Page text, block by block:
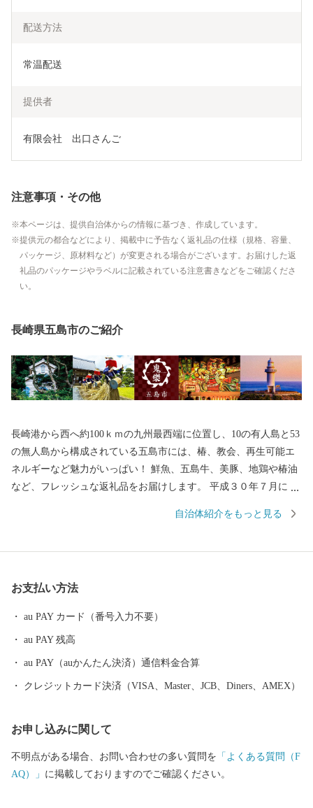
配送方法
常温配送
提供者
有限会社　出口さんご
注意事項・その他
本ページは、提供自治体からの情報に基づき、作成しています。
提供元の都合などにより、掲載中に予告なく返礼品の仕様（規格、容量、
パッケージ、原材料など）が変更される場合がございます。お届けした返
礼品のパッケージやラベルに記載されている注意書きなどをご確認くださ
い。
長崎県五島市のご紹介
長崎港から西へ約100ｋｍの九州最西端に位置し、10の有人島と53
の無人島から構成されている五島市には、椿、教会、再生可能エ
ネルギーなど魅力がいっぱい！ 鮮魚、五島牛、美豚、地鶏や椿油
など、フレッシュな返礼品をお届けします。 平成３０年７月には
されました。 五島市には「久賀島の集落」と「奈留の江上集落」
自治体紹介をもっと見る
お支払い方法
au PAY カード（番号入力不要）
au PAY 残高
au PAY（auかんたん決済）通信料金合算
クレジットカード決済（VISA、Master、JCB、Diners、AMEX）
お申し込みに関して
不明点がある場合、お問い合わせの多い質問を 「よくある質問（F
AQ）」 に掲載しておりますのでご確認ください。